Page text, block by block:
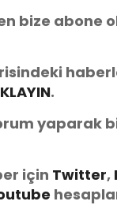
bize abone
.
yaparak
için Twitter,
tube